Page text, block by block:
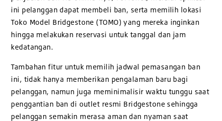
ini pelanggan dapat membeli ban, serta memilih lokasi
Toko Model Bridgestone (TOMO) yang mereka inginkan
hingga melakukan reservasi untuk tanggal dan jam
kedatangan.
Tambahan fitur untuk memilih jadwal pemasangan ban
ini, tidak hanya memberikan pengalaman baru bagi
pelanggan, namun juga meminimalisir waktu tunggu saat
penggantian ban di outlet resmi Bridgestone sehingga
pelanggan semakin merasa aman dan nyaman saat